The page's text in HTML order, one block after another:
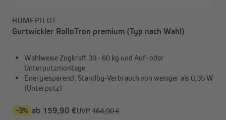
HOMEPILOT
Gurtwickler RolloTron premium (Typ nach Wahl)
Wahlweise Zugkraft 30 - 60 kg und Auf- oder
Unterputzmontage
Energiesparend, Standby-Verbrauch von weniger als 0,35 W
(Unterputz)
-3% ab 159,90 €UVP 164,90 €